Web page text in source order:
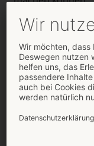
Zum Auftakt
aber zunächst
Rum-Machens
„Date“ in der
Drei einen
ging es auch am